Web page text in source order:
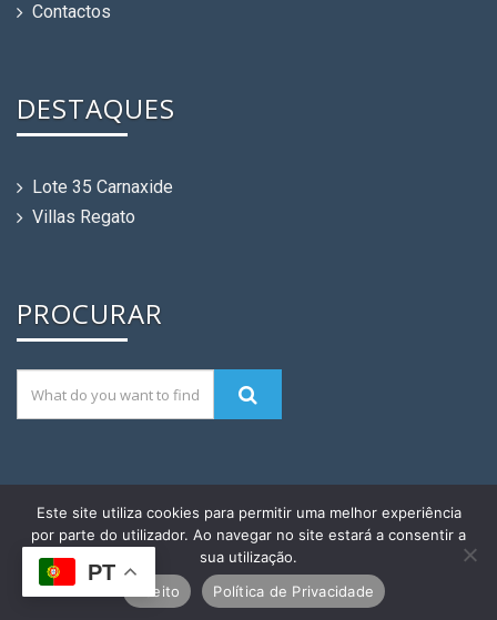
Contactos
DESTAQUES
Lote 35 Carnaxide
Villas Regato
PROCURAR
Momate Construções ® Sociedade de
Construções, Lda. | Desenvolvimento &
Alojamento:MagicNet.ws
PT
Este site utiliza cookies para permitir uma melhor experiência
por parte do utilizador. Ao navegar no site estará a consentir a
sua utilização.
Aceito
Política de Privacidade